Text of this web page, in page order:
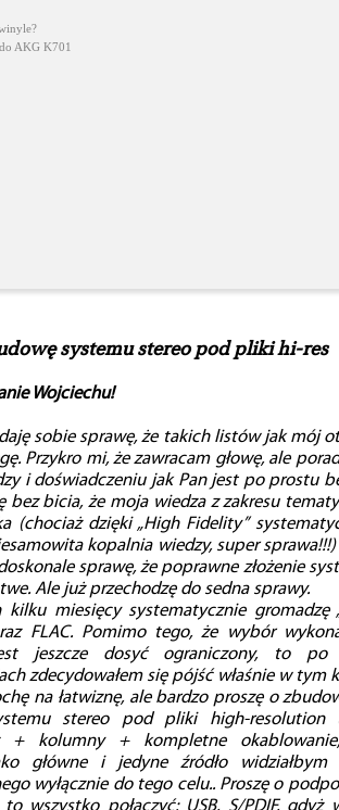
AKG K701
systemu stereo pod pliki hi-res
Wojciechu!
sobie sprawę, że takich listów jak mój
Przykro mi, że zawracam głowę, ale
i doświadczeniu jak Pan jest po prostu
bez bicia, że moja wiedza z zakresu
(chociaż dzięki „High Fidelity”
kopalnia wiedzy, super sprawa!!!)
sprawę, że poprawne złożenie
Ale już przechodzę do sedna sprawy.
miesięcy systematycznie gromadzę
FLAC. Pomimo tego, że wybór
jeszcze dosyć ograniczony, to po
zdecydowałem się pójść właśnie w tym
na łatwiznę, ale bardzo proszę o
stereo pod pliki high-resolution
+ kolumny + kompletne
główne i jedyne źródło widziałbym
wyłącznie do tego celu.. Proszę o
wszystko połączyć: USB, S/PDIF, gdyż